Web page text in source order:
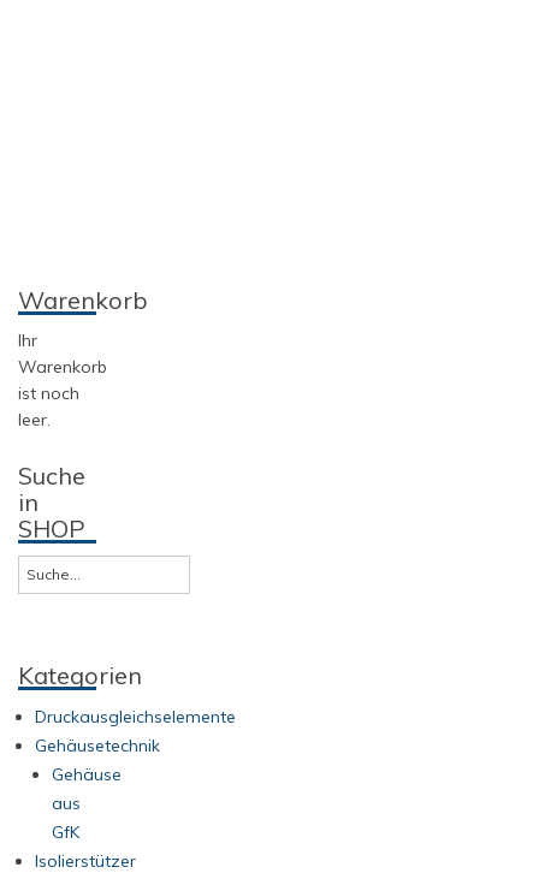
Warenkorb
Ihr
Warenkorb
ist noch
leer.
Suche
in
SHOP
Kategorien
Druckausgleichselemente
Gehäusetechnik
Gehäuse
aus
GfK
Isolierstützer